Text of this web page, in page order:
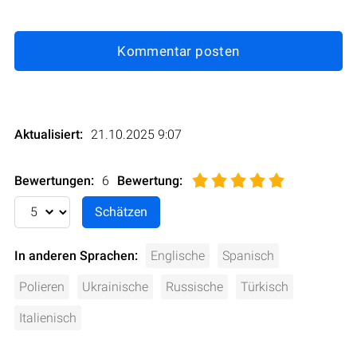
Kommentar posten
Aktualisiert: 21.10.2025 9:07
Bewertungen: 6 Bewertung:
In anderen Sprachen: Englische Spanisch
Polieren Ukrainische Russische Türkisch
Italienisch